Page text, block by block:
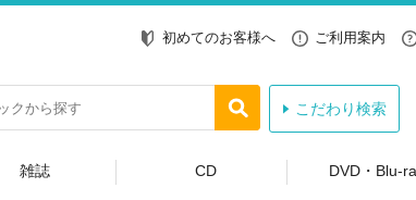
初めてのお客様へ ご利用案内
こだわり検索
雑誌 CD DVD・Blu-